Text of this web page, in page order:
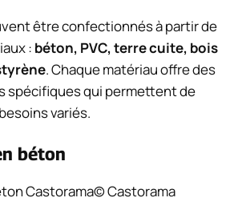
être confectionnés à partir de
: béton, PVC, terre cuite, bois
. Chaque matériau offre des
spécifiques qui permettent de
variés.
béton
© Castorama